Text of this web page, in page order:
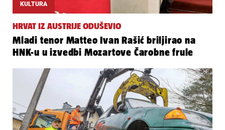
KULTURA
HRVAT IZ AUSTRIJE ODUŠEVIO
Mladi tenor Matteo Ivan Rašić briljirao na
HNK-u u izvedbi Mozartove Čarobne frule